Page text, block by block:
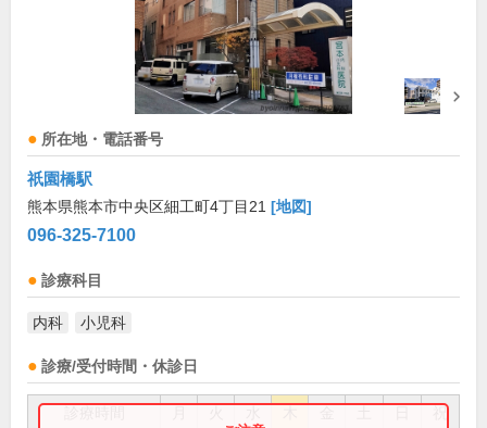
所在地・電話番号
祇園橋駅
熊本県熊本市中央区細工町4丁目21 [地図]
096-325-7100
診療科目
内科 小児科
診療/受付時間・休診日
祝